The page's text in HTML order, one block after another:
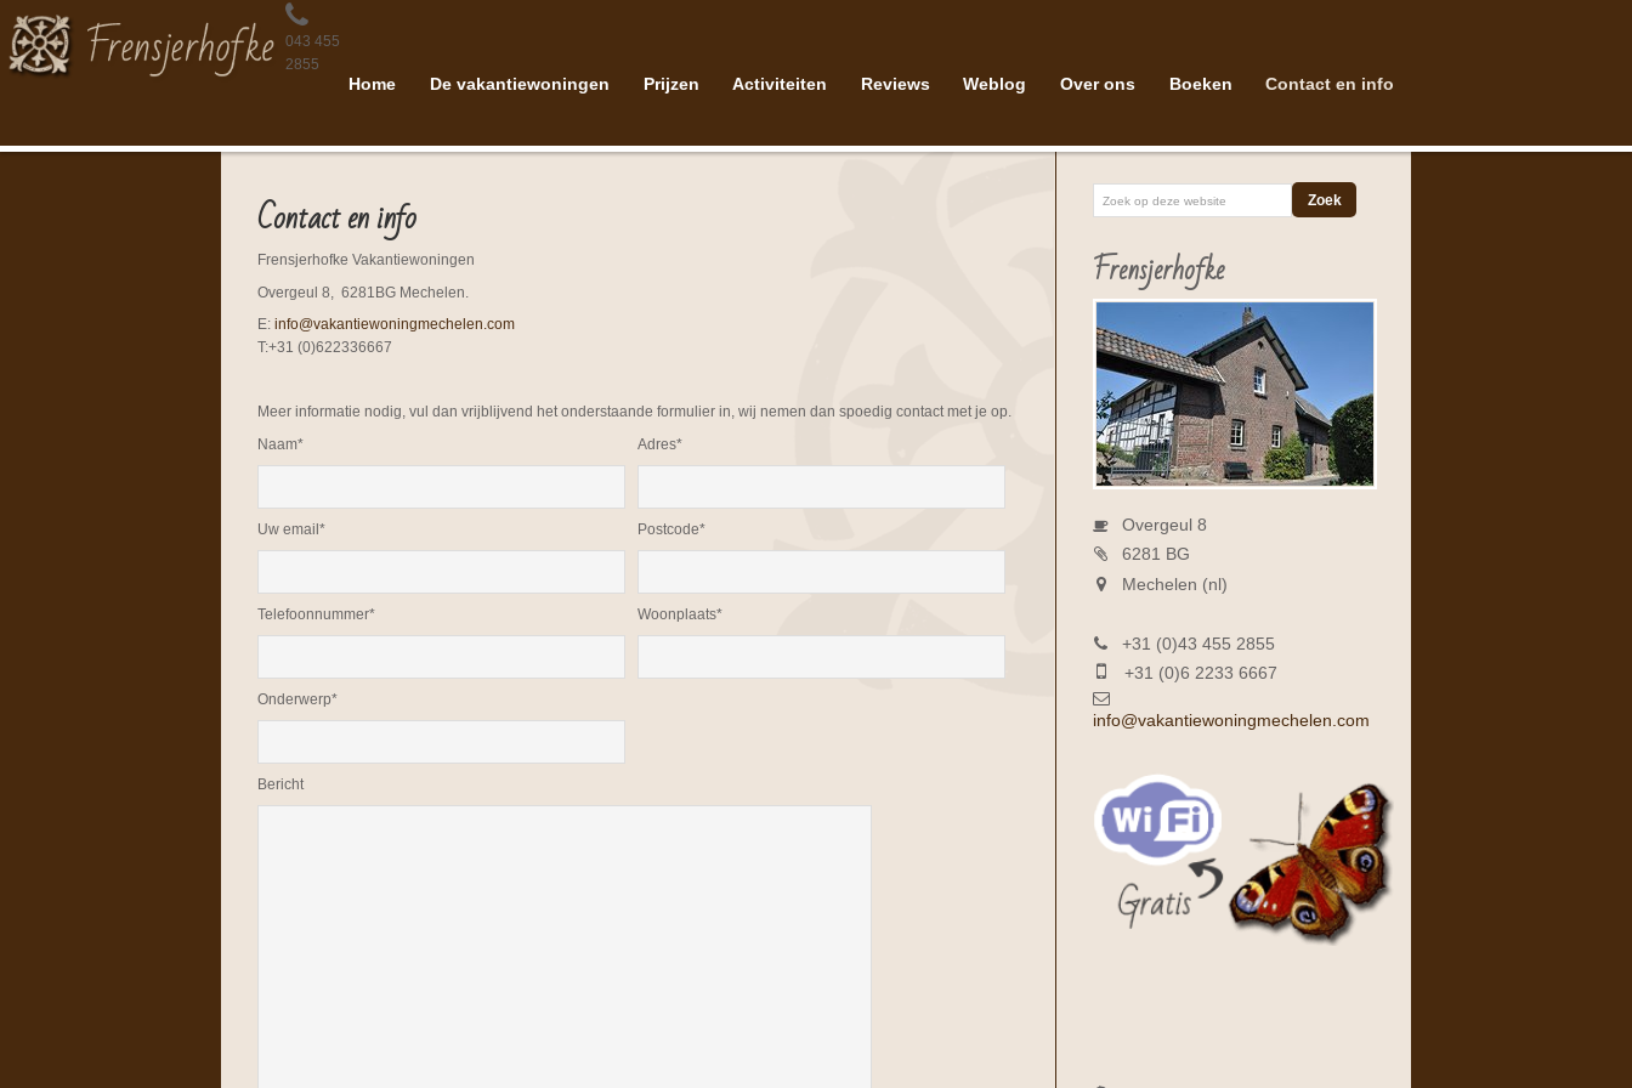
043 455
2855
Home De vakantiewoningen Prijzen Activiteiten Reviews Weblog Over ons Boeken Contact en info
Contact en info
Frensjerhofke Vakantiewoningen
Overgeul 8, 6281BG Mechelen.
E: info@vakantiewoningmechelen.com
T:+31 (0)622336667
Meer informatie nodig, vul dan vrijblijvend het onderstaande formulier in, wij nemen dan spoedig contact met je op.
Naam*
Adres*
Uw email* Postcode*
Telefoonnummer* Woonplaats*
Onderwerp*
Bericht
Frensjerhofke
Overgeul 8
6281 BG
Mechelen (nl)
+31 (0)43 455 2855
+31 (0)6 2233 6667
info@vakantiewoningmechelen.com